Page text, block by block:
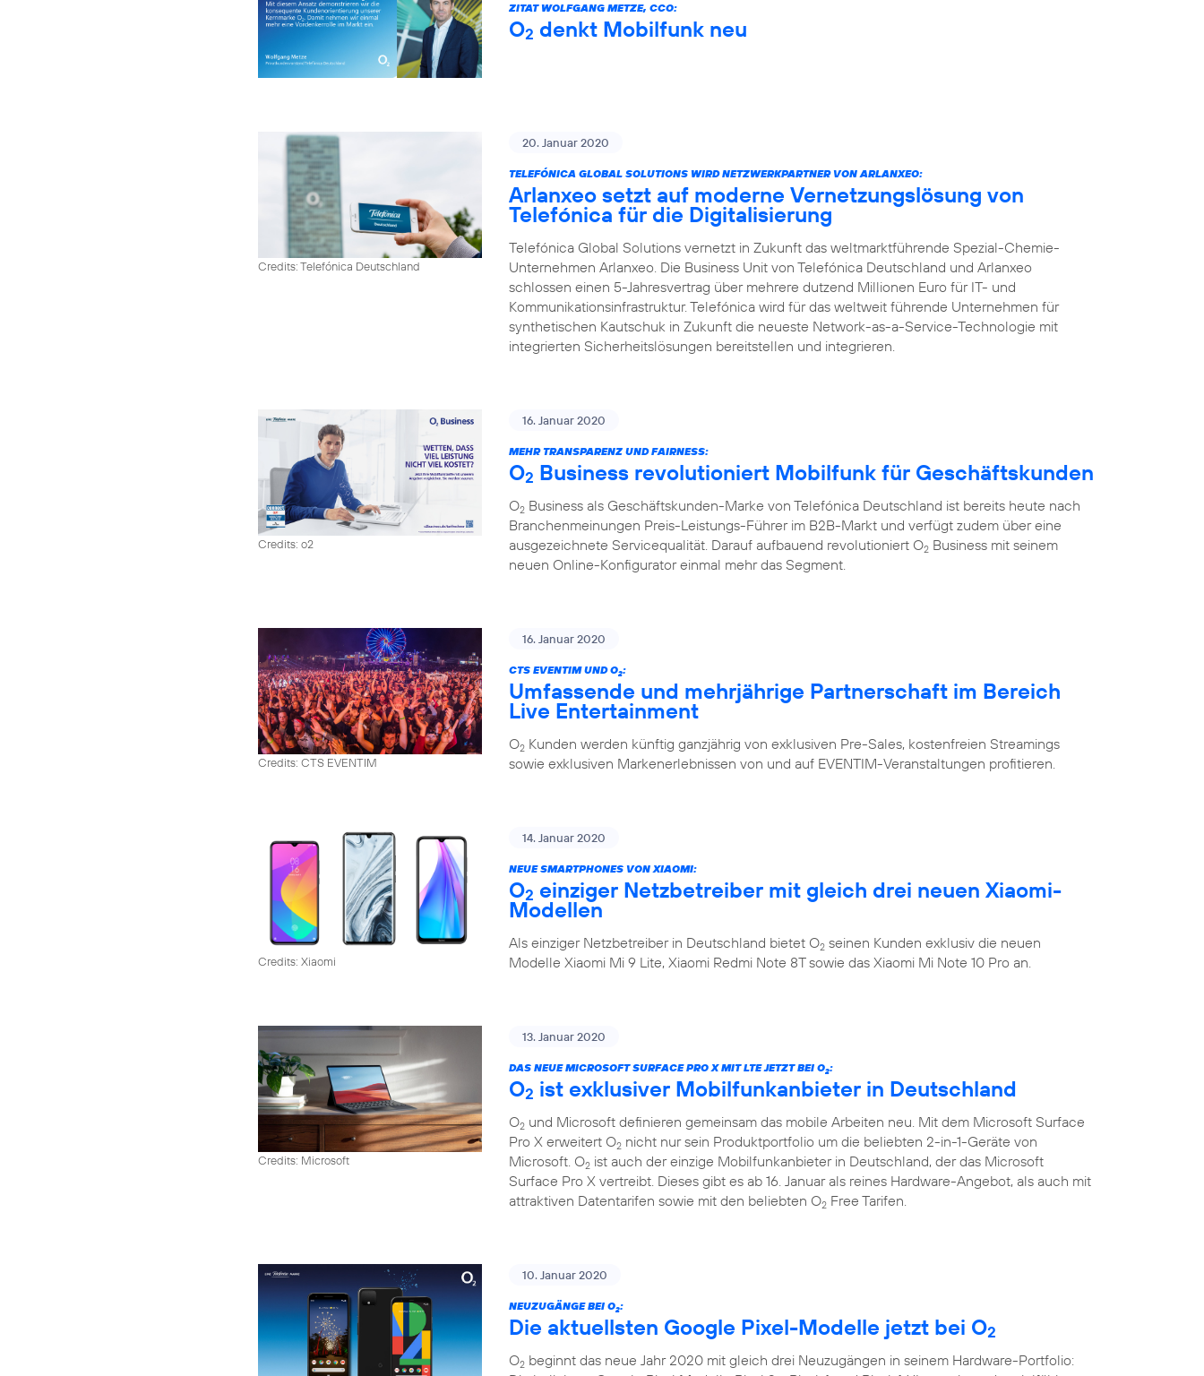
ZITAT WOLFGANG METZE, CCO:
O2 denkt Mobilfunk neu
Credits: Telefónica Deutschland
20. Januar 2020
TELEFÓNICA GLOBAL SOLUTIONS WIRD NETZWERKPARTNER VON ARLANXEO:
Arlanxeo setzt auf moderne Vernetzungslösung von
Telefónica für die Digitalisierung
Telefónica Global Solutions vernetzt in Zukunft das weltmarktführende Spezial-Chemie-
Unternehmen Arlanxeo. Die Business Unit von Telefónica Deutschland und Arlanxeo
schlossen einen 5-Jahresvertrag über mehrere dutzend Millionen Euro für IT- und
Kommunikationsinfrastruktur. Telefónica wird für das weltweit führende Unternehmen für
synthetischen Kautschuk in Zukunft die neueste Network-as-a-Service-Technologie mit
integrierten Sicherheitslösungen bereitstellen und integrieren.
Credits: o2
16. Januar 2020
MEHR TRANSPARENZ UND FAIRNESS:
O2 Business revolutioniert Mobilfunk für Geschäftskunden
O2 Business als Geschäftskunden-Marke von Telefónica Deutschland ist bereits heute nach
Branchenmeinungen Preis-Leistungs-Führer im B2B-Markt und verfügt zudem über eine
ausgezeichnete Servicequalität. Darauf aufbauend revolutioniert O2 Business mit seinem
neuen Online-Konfigurator einmal mehr das Segment.
Credits: CTS EVENTIM
16. Januar 2020
CTS EVENTIM UND O2:
Umfassende und mehrjährige Partnerschaft im Bereich
Live Entertainment
O2 Kunden werden künftig ganzjährig von exklusiven Pre-Sales, kostenfreien Streamings
sowie exklusiven Markenerlebnissen von und auf EVENTIM-Veranstaltungen profitieren.
Credits: Xiaomi
14. Januar 2020
NEUE SMARTPHONES VON XIAOMI:
O2 einziger Netzbetreiber mit gleich drei neuen Xiaomi-
Modellen
Als einziger Netzbetreiber in Deutschland bietet O2 seinen Kunden exklusiv die neuen
Modelle Xiaomi Mi 9 Lite, Xiaomi Redmi Note 8T sowie das Xiaomi Mi Note 10 Pro an.
Credits: Microsoft
13. Januar 2020
DAS NEUE MICROSOFT SURFACE PRO X MIT LTE JETZT BEI O2:
O2 ist exklusiver Mobilfunkanbieter in Deutschland
O2 und Microsoft definieren gemeinsam das mobile Arbeiten neu. Mit dem Microsoft Surface
Pro X erweitert O2 nicht nur sein Produktportfolio um die beliebten 2-in-1-Geräte von
Microsoft. O2 ist auch der einzige Mobilfunkanbieter in Deutschland, der das Microsoft
Surface Pro X vertreibt. Dieses gibt es ab 16. Januar als reines Hardware-Angebot, als auch mit
attraktiven Datentarifen sowie mit den beliebten O2 Free Tarifen.
10. Januar 2020
NEUZUGÄNGE BEI O2:
Die aktuellsten Google Pixel-Modelle jetzt bei O2
O2 beginnt das neue Jahr 2020 mit gleich drei Neuzugängen in seinem Hardware-Portfolio: